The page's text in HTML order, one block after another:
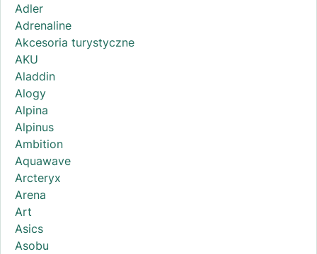
Adler
Adrenaline
Akcesoria turystyczne
AKU
Aladdin
Alogy
Alpina
Alpinus
Ambition
Aquawave
Arcteryx
Arena
Art
Asics
Asobu